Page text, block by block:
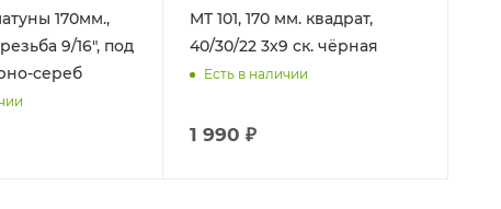
170мм.,
9/16", под
сереб
MT 101, 170 мм. квадрат,
40/30/22 3х9 ск. чёрная
Есть в наличии
1 990 ₽